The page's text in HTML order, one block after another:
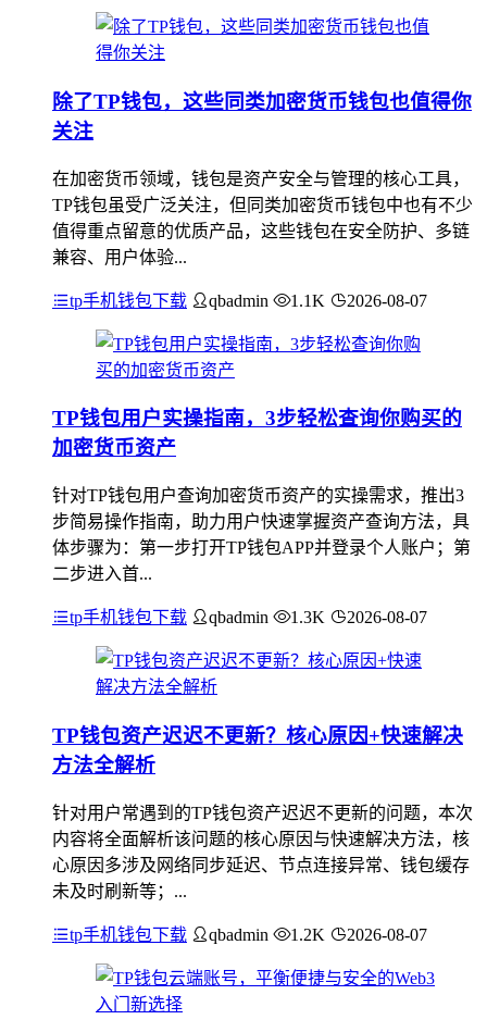
除了TP钱包，这些同类加密货币钱包也值得你
关注
在加密货币领域，钱包是资产安全与管理的核心工具，
TP钱包虽受广泛关注，但同类加密货币钱包中也有不少
值得重点留意的优质产品，这些钱包在安全防护、多链
兼容、用户体验...
tp手机钱包下载 qbadmin 1.1K 2026-08-07
TP钱包用户实操指南，3步轻松查询你购买的
加密货币资产
针对TP钱包用户查询加密货币资产的实操需求，推出3
步简易操作指南，助力用户快速掌握资产查询方法，具
体步骤为：第一步打开TP钱包APP并登录个人账户；第
二步进入首...
tp手机钱包下载 qbadmin 1.3K 2026-08-07
TP钱包资产迟迟不更新？核心原因+快速解决
方法全解析
针对用户常遇到的TP钱包资产迟迟不更新的问题，本次
内容将全面解析该问题的核心原因与快速解决方法，核
心原因多涉及网络同步延迟、节点连接异常、钱包缓存
未及时刷新等；...
tp手机钱包下载 qbadmin 1.2K 2026-08-07